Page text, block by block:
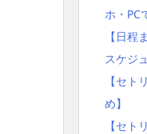
ホ・PC
【日程
スケジ
【セト
め】
【セト